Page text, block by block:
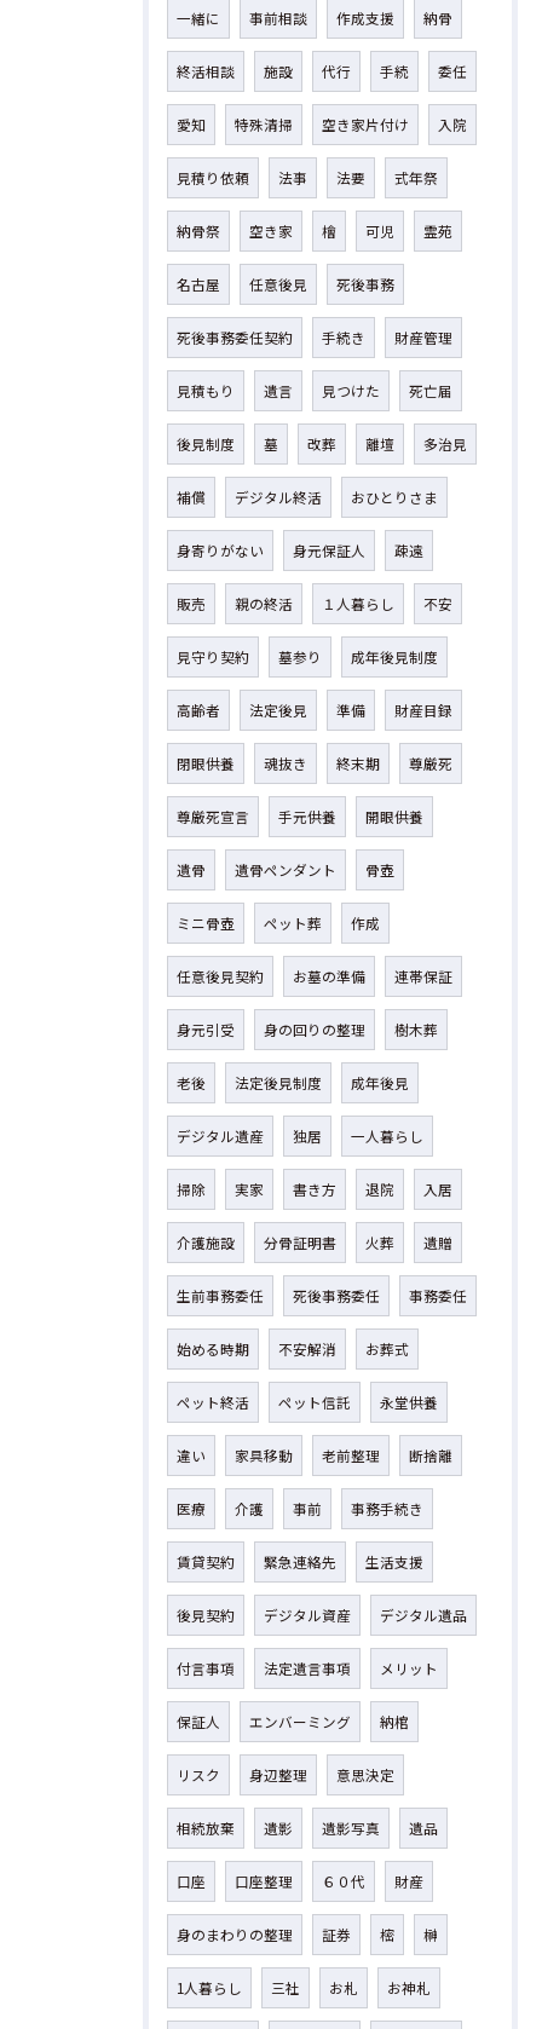
一緒に 事前相談 作成支援 納骨
終活相談 施設 代行 手続 委任
愛知 特殊清掃 空き家片付け 入院
見積り依頼 法事 法要 式年祭
納骨祭 空き家 檜 可児 霊苑
名古屋 任意後見 死後事務
死後事務委任契約 手続き 財産管理
見積もり 遺言 見つけた 死亡届
後見制度 墓 改葬 離壇 多治見
補償 デジタル終活 おひとりさま
身寄りがない 身元保証人 疎遠
販売 親の終活 １人暮らし 不安
見守り契約 墓参り 成年後見制度
高齢者 法定後見 準備 財産目録
閉眼供養 魂抜き 終末期 尊厳死
尊厳死宣言 手元供養 開眼供養
遺骨 遺骨ペンダント 骨壺
ミニ骨壺 ペット葬 作成
任意後見契約 お墓の準備 連帯保証
身元引受 身の回りの整理 樹木葬
老後 法定後見制度 成年後見
デジタル遺産 独居 一人暮らし
掃除 実家 書き方 退院 入居
介護施設 分骨証明書 火葬 遺贈
生前事務委任 死後事務委任 事務委任
始める時期 不安解消 お葬式
ペット終活 ペット信託 永堂供養
違い 家具移動 老前整理 断捨離
医療 介護 事前 事務手続き
賃貸契約 緊急連絡先 生活支援
後見契約 デジタル資産 デジタル遺品
付言事項 法定遺言事項 メリット
保証人 エンバーミング 納棺
リスク 身辺整理 意思決定
相続放棄 遺影 遺影写真 遺品
口座 口座整理 ６０代 財産
身のまわりの整理 証券 樒 榊
1人暮らし 三社 お札 お神札